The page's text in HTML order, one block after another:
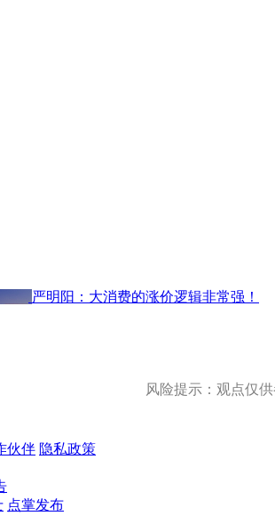
严明阳：大消费的涨价逻辑非常强！
风险提示：观点仅
伙伴 隐私政策
点掌发布